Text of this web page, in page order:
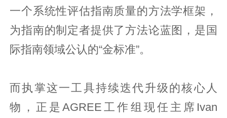
一个系统性评估指南质量的方法学框架，
为指南的制定者提供了方法论蓝图，是国
际指南领域公认的“金标准”。
而执掌这一工具持续迭代升级的核心人
物，正是AGREE工作组现任主席Ivan